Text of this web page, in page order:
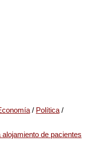
/ Política /
de pacientes